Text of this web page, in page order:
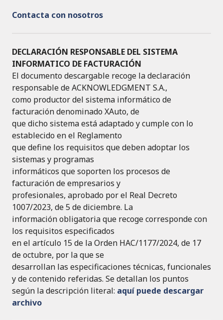
Contacta con nosotros
DECLARACIÓN RESPONSABLE DEL SISTEMA
INFORMATICO DE FACTURACIÓN
El documento descargable recoge la declaración
responsable de ACKNOWLEDGMENT S.A.,
como productor del sistema informático de
facturación denominado XAuto, de
que dicho sistema está adaptado y cumple con lo
establecido en el Reglamento
que define los requisitos que deben adoptar los
sistemas y programas
informáticos que soporten los procesos de
facturación de empresarios y
profesionales, aprobado por el Real Decreto
1007/2023, de 5 de diciembre. La
información obligatoria que recoge corresponde con
los requisitos especificados
en el artículo 15 de la Orden HAC/1177/2024, de 17
de octubre, por la que se
desarrollan las especificaciones técnicas, funcionales
y de contenido referidas. Se detallan los puntos
según la descripción literal: aquí puede descargar
archivo